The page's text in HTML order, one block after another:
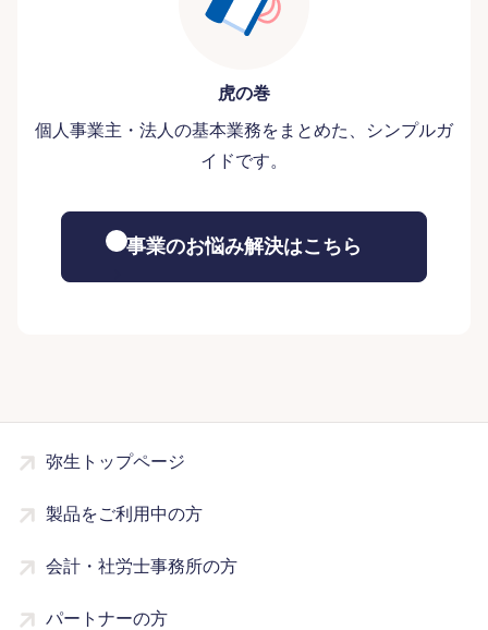
虎の巻
個人事業主・法人の基本業務をまとめた、シンプルガ
イドです。
事業のお悩み解決はこちら
弥生トップページ
製品をご利用中の方
会計・社労士事務所の方
パートナーの方